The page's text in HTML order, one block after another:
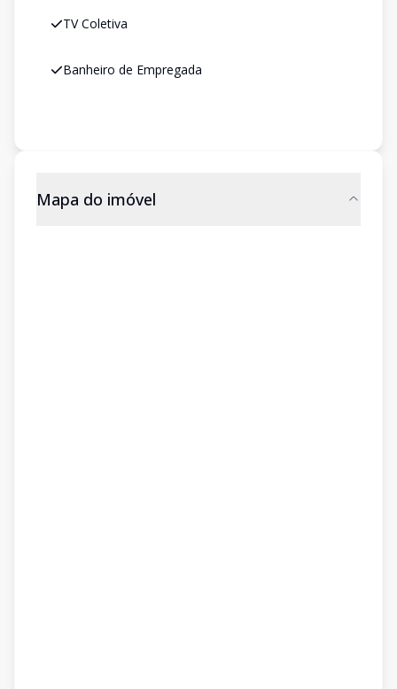
TV Coletiva
Banheiro de Empregada
Mapa do imóvel